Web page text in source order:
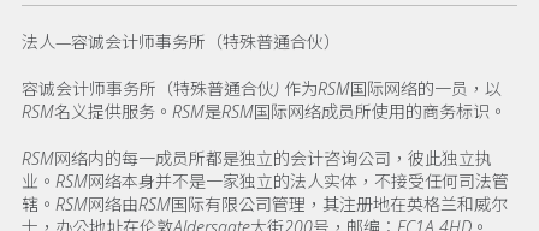
法人—容诚会计师事务所（特殊普通合伙）
容诚会计师事务所（特殊普通合伙) 作为RSM国际网络的一员，以
RSM名义提供服务。RSM是RSM国际网络成员所使用的商务标识。
RSM网络内的每一成员所都是独立的会计咨询公司，彼此独立执
业。RSM网络本身并不是一家独立的法人实体，不接受任何司法管
辖。RSM网络由RSM国际有限公司管理，其注册地在英格兰和威尔